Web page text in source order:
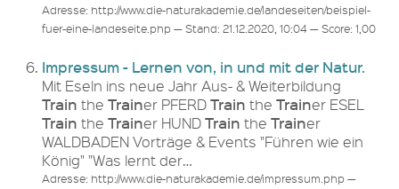
Adresse: http://www.die-naturakademie.de/landeseiten/beispiel-
fuer-eine-landeseite.php — Stand: 21.12.2020, 10:04 — Score: 1,00
Impressum - Lernen von, in und mit der Natur.
Mit Eseln ins neue Jahr Aus- & Weiterbildung
Train the Trainer PFERDTrain the Trainer ESEL
Train the Trainer HUNDTrain the Trainer
WALDBADEN Vorträge & Events "Führen wie ein
König" "Was lernt der…
Adresse: http://www.die-naturakademie.de/impressum.php —